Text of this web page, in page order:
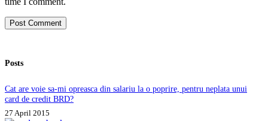
Post Comment
Posts
Cat are voie sa-mi opreasca din salariu la o poprire, pentru neplata unui
card de credit BRD?
27 April 2015